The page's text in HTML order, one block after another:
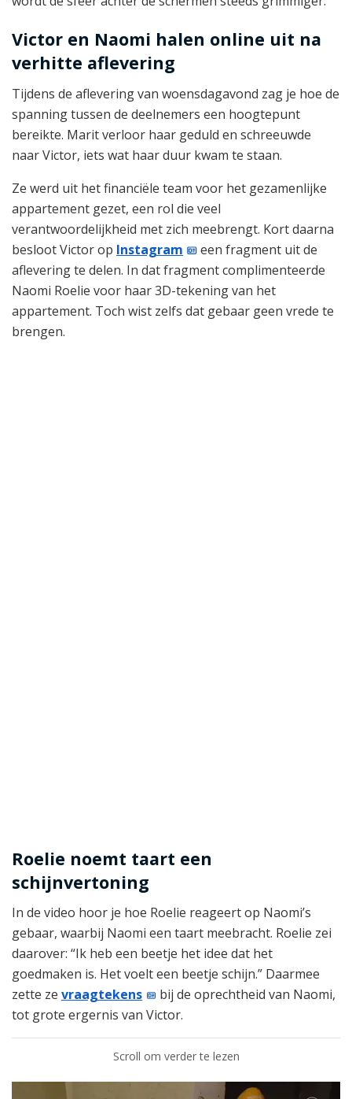
Victor en Naomi halen online uit na
verhitte aflevering
Tijdens de aflevering van woensdagavond zag je hoe de
spanning tussen de deelnemers een hoogtepunt
bereikte. Marit verloor haar geduld en schreeuwde
naar Victor, iets wat haar duur kwam te staan.
Ze werd uit het financiële team voor het gezamenlijke
appartement gezet, een rol die veel
verantwoordelijkheid met zich meebrengt. Kort daarna
besloot Victor op Instagram
een fragment uit de
aflevering te delen. In dat fragment complimenteerde
Naomi Roelie voor haar 3D-tekening van het
appartement. Toch wist zelfs dat gebaar geen vrede te
brengen.
Roelie noemt taart een
schijnvertoning
In de video hoor je hoe Roelie reageert op Naomi’s
gebaar, waarbij Naomi een taart meebracht. Roelie zei
daarover: “Ik heb een beetje het idee dat het
goedmaken is. Het voelt een beetje schijn.” Daarmee
zette ze vraagtekens
bij de oprechtheid van Naomi,
tot grote ergernis van Victor.
Scroll om verder te lezen